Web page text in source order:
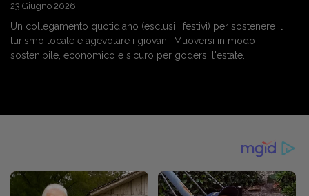
23 Giugno 2026
Un collegamento quotidiano (esclusi i festivi) per sostenere il
turismo locale e agevolare i giovani. Muoversi in modo
sostenibile, economico e sicuro per godersi l'estate...